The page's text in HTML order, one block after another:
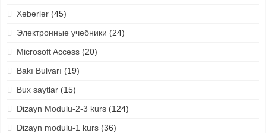
Xəbərlər(45)
Электронные учебники (24)
Microsoft Access(20)
Bakı Bulvarı (19)
Bux saytlar(15)
Dizayn Modulu-2-3 kurs(124)
Dizayn modulu-1 kurs(36)